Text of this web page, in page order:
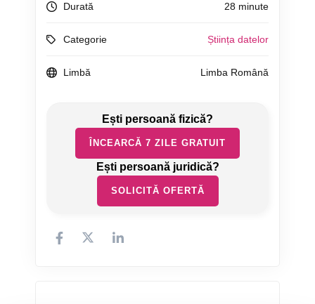
Durată 28 minute
Categorie Știința datelor
Limbă Limba Română
ÎNCEARCĂ 7 ZILE GRATUIT
SOLICITĂ OFERTĂ